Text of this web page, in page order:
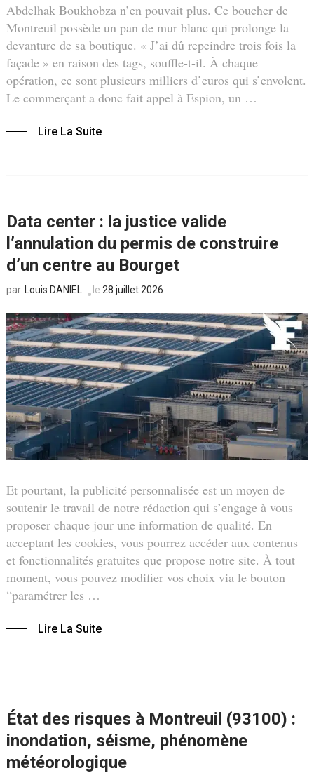
Abdelhak Boukhobza n’en pouvait plus. Ce boucher de
Montreuil possède un pan de mur blanc qui prolonge la
devanture de sa boutique. « J’ai dû repeindre trois fois la
façade » en raison des tags, souffle-t-il. À chaque
opération, ce sont plusieurs milliers d’euros qui s’envolent.
Le commerçant a donc fait appel à Espion, un …
Lire La Suite
Data center : la justice valide
l’annulation du permis de construire
d’un centre au Bourget
par Louis DANIEL le 28 juillet 2026
Et pourtant, la publicité personnalisée est un moyen de
soutenir le travail de notre rédaction qui s’engage à vous
proposer chaque jour une information de qualité. En
acceptant les cookies, vous pourrez accéder aux contenus
et fonctionnalités gratuites que propose notre site. À tout
moment, vous pouvez modifier vos choix via le bouton
“paramétrer les …
Lire La Suite
État des risques à Montreuil (93100) :
inondation, séisme, phénomène
météorologique